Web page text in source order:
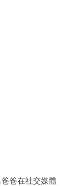
爸在社交媒體